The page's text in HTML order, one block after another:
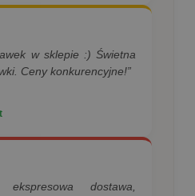
w sklepie :) Świetna
Ceny konkurencyjne!”
ekspresowa dostawa,